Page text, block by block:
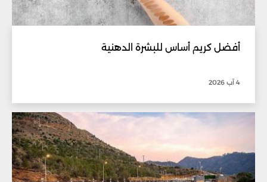
أفضل كريم أساس للبشرة الدهنية
4 آب 2026